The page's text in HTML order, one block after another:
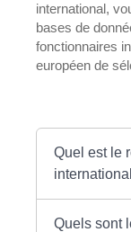
international,
bases de
fonctionnaires
européen de
Quel est le
Quels sont